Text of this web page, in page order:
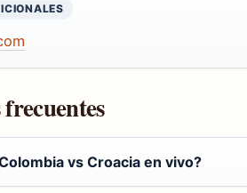
vs Croacia en vivo?